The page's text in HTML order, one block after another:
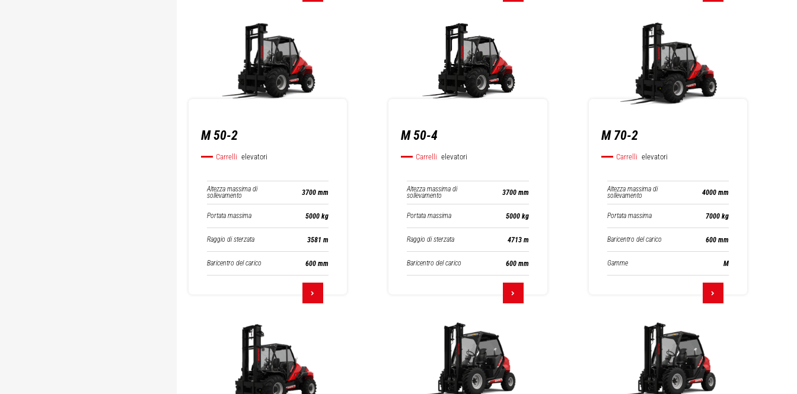
M 50-2
Carrelli elevatori
Altezza massima di
sollevamento 3700 mm
Portata massima 5000 kg
Raggio di sterzata 3581 m
Baricentro del carico 600 mm
M 50-4
Carrelli elevatori
Altezza massima di
sollevamento 3700 mm
Portata massima 5000 kg
Raggio di sterzata 4713 m
Baricentro del carico 600 mm
M 70-2
Carrelli elevatori
Altezza massima di
sollevamento 4000 mm
Portata massima 7000 kg
Baricentro del carico 600 mm
Gamme M